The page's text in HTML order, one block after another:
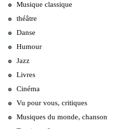
Musique classique
théâtre
Danse
Humour
Jazz
Livres
Cinéma
Vu pour vous, critiques
Musiques du monde, chanson